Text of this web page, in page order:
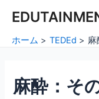
ホーム TEDEd 麻
麻酔：そ
navigation